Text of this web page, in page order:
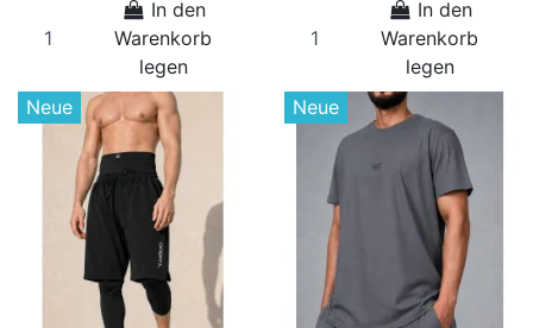
In den
Warenkorb
legen
In den
Warenkorb
legen
Neue
Neue